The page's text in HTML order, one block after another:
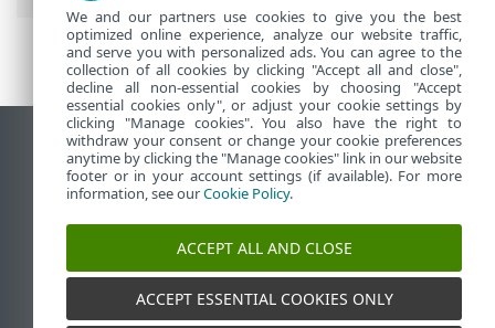
Ver sitio del escritorio
End of Life
Base de conocimiento de ESET
Foro de ESET
ESET Status Portal
Soporte regional
We and our partners use cookies to give you the best
optimized online experience, analyze our website traffic,
and serve you with personalized ads. You can agree to the
collection of all cookies by clicking "Accept all and close",
decline all non-essential cookies by choosing "Accept
essential cookies only", or adjust your cookie settings by
clicking "Manage cookies". You also have the right to
withdraw your consent or change your cookie preferences
anytime by clicking the "Manage cookies" link in our website
footer or in your account settings (if available). For more
information, see ourCookie Policy.
ACCEPT ALL AND CLOSE
ACCEPT ESSENTIAL COOKIES ONLY